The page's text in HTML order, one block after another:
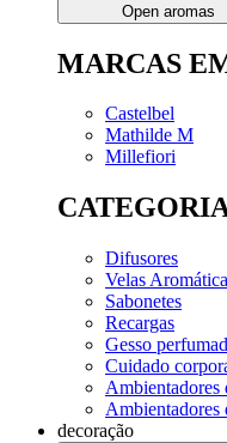
Open aromas
MARCAS
Castelbel
Mathilde M
Millefiori
Difusores
Velas
Sabonetes
Recargas
Gesso
Cuidado
Ambientadores
Ambientadores
decoração